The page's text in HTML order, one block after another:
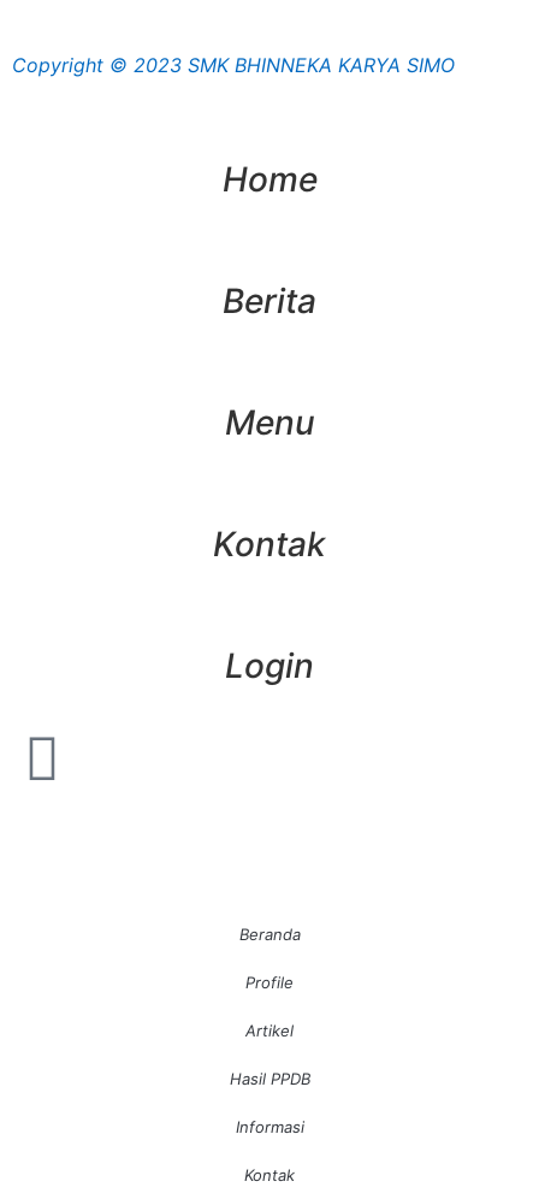
Copyright © 2023 SMK BHINNEKA KARYA SIMO
Home
Berita
Menu
Kontak
Login
Beranda
Profile
Artikel
Hasil PPDB
Informasi
Kontak